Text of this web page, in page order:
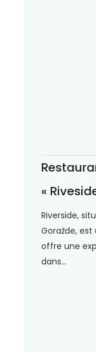
«
Riverside,
Goražde,
offre une
dans...